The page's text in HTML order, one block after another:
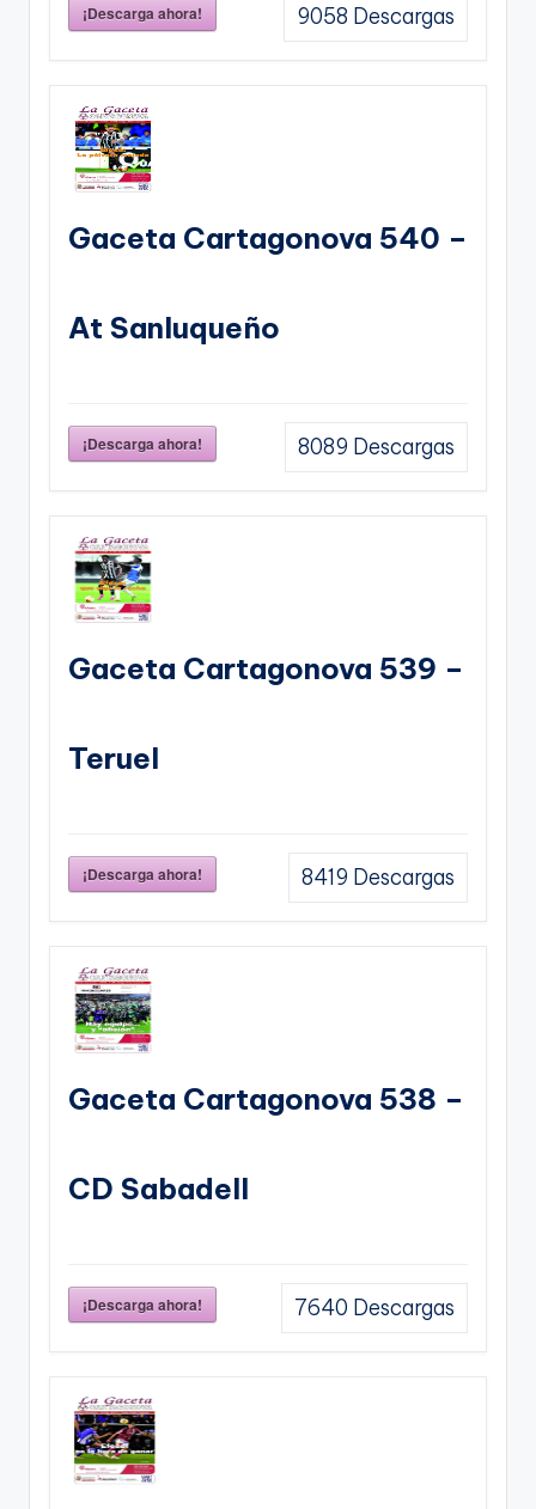
¡Descarga ahora! 9058 Descargas
Gaceta Cartagonova 540 –
At Sanluqueño
¡Descarga ahora! 8089 Descargas
Gaceta Cartagonova 539 –
Teruel
¡Descarga ahora! 8419 Descargas
Gaceta Cartagonova 538 –
CD Sabadell
¡Descarga ahora! 7640 Descargas